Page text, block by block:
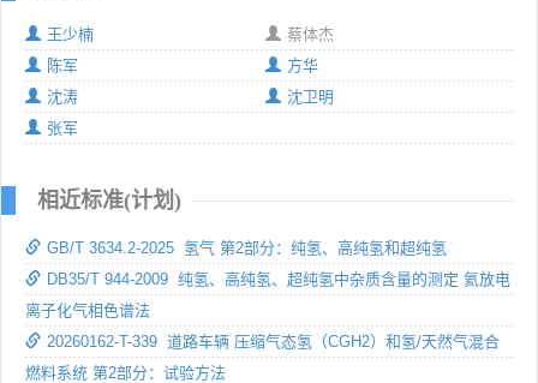
王少楠
蔡体杰
陈军
方华
沈涛
沈卫明
张军
相近标准(计划)
GB/T 3634.2-2025 氢气 第2部分：纯氢、高纯氢和超纯氢
DB35/T 944-2009 纯氢、高纯氢、超纯氢中杂质含量的测定 氦放电
离子化气相色谱法
20260162-T-339 道路车辆 压缩气态氢（CGH2）和氢/天然气混合
燃料系统 第2部分：试验方法